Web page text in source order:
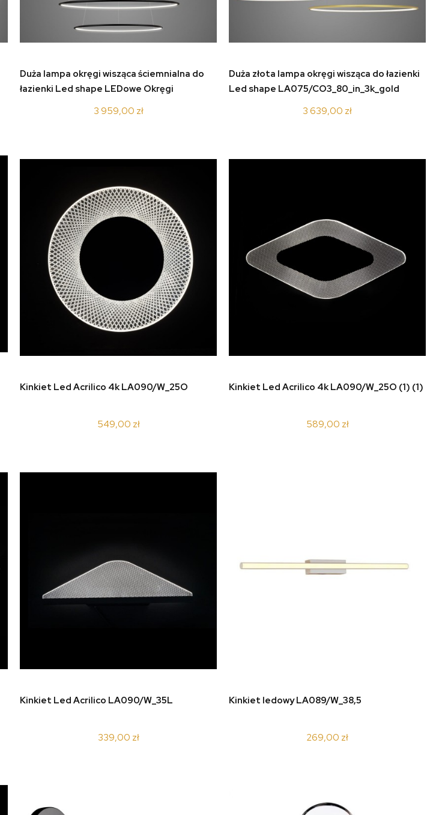
do koszyka
Duża lampa okręgi wisząca ściemnialna do
łazienki Led shape LEDowe Okręgi
3 959,00 zł
do koszyka
Duża złota lampa okręgi wisząca do łazienki
Led shape LA075/CO3_80_in_3k_gold
3 639,00 zł
do koszyka
Kinkiet Led Acrilico 4k LA090/W_25O
549,00 zł
do koszyka
Kinkiet Led Acrilico 4k LA090/W_25O (1) (1)
589,00 zł
do koszyka
Kinkiet Led Acrilico LA090/W_35L
339,00 zł
do koszyka
Kinkiet ledowy LA089/W_38,5
269,00 zł